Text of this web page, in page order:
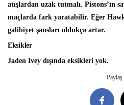
atışlardan uzak tutmalı. Pistons’ın
maçlarda fark yaratabilir. Eğer
galibiyet şansları oldukça artar.
Eksikler
Jaden Ivey dışında eksikleri yok.
Paylaş